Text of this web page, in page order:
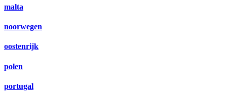
malta
noorwegen
oostenrijk
polen
portugal